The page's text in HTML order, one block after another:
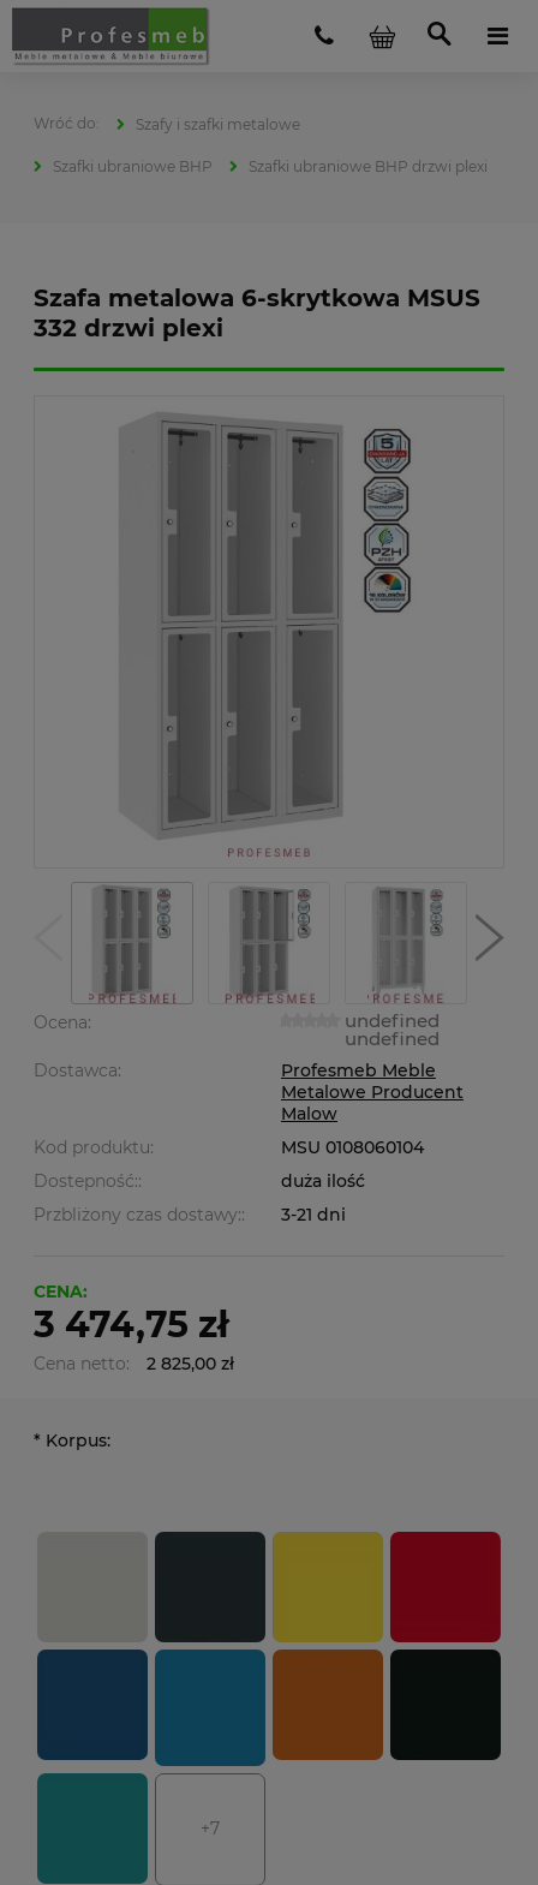
Szafy i szafki metalowe
Szafki ubraniowe BHP Szafki ubraniowe BHP drzwi plexi
Szafa metalowa 6-skrytkowa MSUS
332 drzwi plexi
Ocena: undefined
undefined
Dostawca:
Profesmeb Meble
Metalowe Producent
Malow
Kod produktu:
MSU 0108060104
Dostepność::
duża ilość
Przbliżony czas dostawy::
3-21 dni
CENA:
3 474,75 zł
Cena netto: 2 825,00 zł
* Korpus:
+7